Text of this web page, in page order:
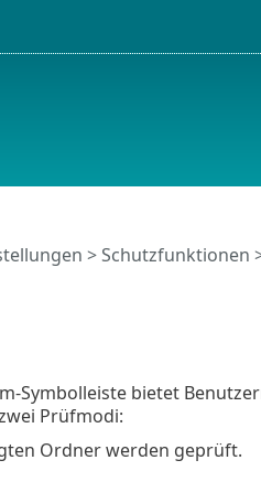
>Schutzfunktionen
Symbolleiste bietet
Prüfmodi:
Ordner werden geprüft.